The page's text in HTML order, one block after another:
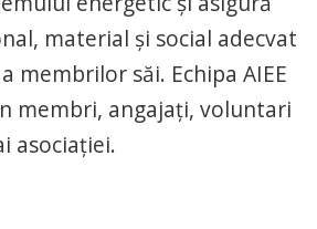
material și social adecvat
membrilor săi. Echipa AIEE
membri, angajați, voluntari
asociației.